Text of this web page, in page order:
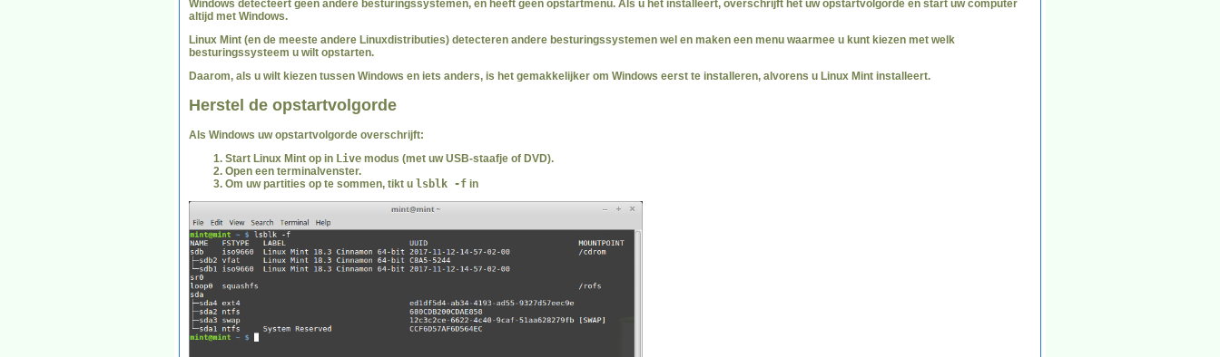
Windows detecteert geen andere besturingssystemen, en heeft geen opstartmenu. Als u het installeert, overschrijft het uw opstartvolgorde en start uw computer
altijd met Windows.
Linux Mint (en de meeste andere Linuxdistributies) detecteren andere besturingssystemen wel en maken een menu waarmee u kunt kiezen met welk
besturingssysteem u wilt opstarten.
Daarom, als u wilt kiezen tussen Windows en iets anders, is het gemakkelijker om Windows eerst te installeren, alvorens u Linux Mint installeert.
Herstel de opstartvolgorde
Als Windows uw opstartvolgorde overschrijft:
Start Linux Mint op in Live modus (met uw USB-staafje of DVD).
Open een terminalvenster.
Om uw partities op te sommen, tikt u lsblk -f in